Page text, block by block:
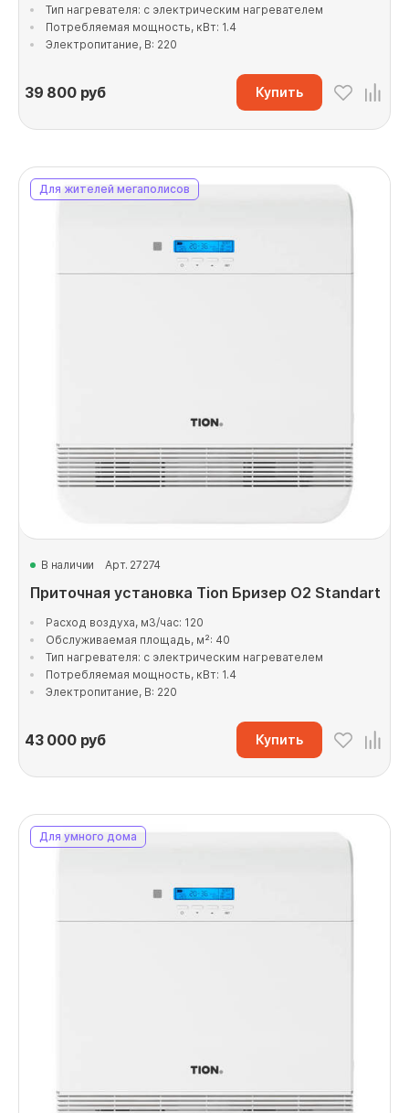
Тип нагревателя: с электрическим нагревателем
Потребляемая мощность, кВт: 1.4
Электропитание, В: 220
39 800руб Купить
Для жителей мегаполисов
В наличии Арт. 27274
Приточная установка Tion Бризер O2 Standart
Расход воздуха, м3/час: 120
Обслуживаемая площадь, м²: 40
Тип нагревателя: с электрическим нагревателем
Потребляемая мощность, кВт: 1.4
Электропитание, В: 220
43 000руб Купить
Для умного дома